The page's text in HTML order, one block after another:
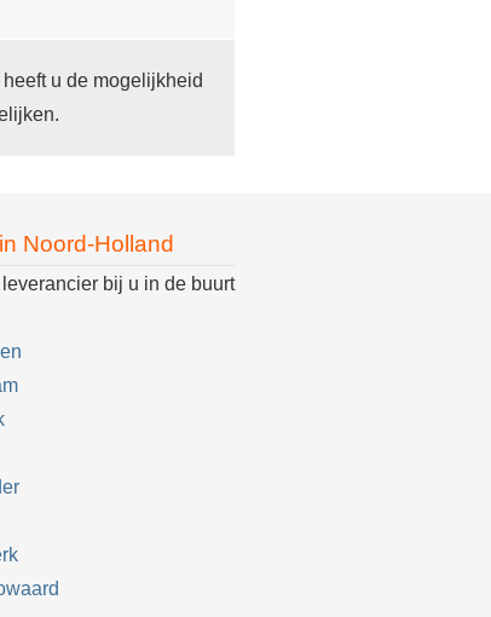
u de mogelijkheid
Noord-Holland
bij u in de buurt